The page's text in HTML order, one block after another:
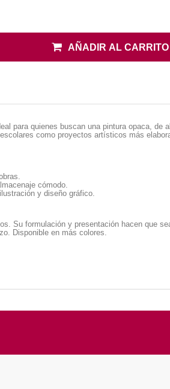
AÑADIR AL CARRITO
para quienes buscan una pintura opaca, de
como proyectos artísticos más
cómodo.
y diseño gráfico.
Su formulación y presentación hacen que
Disponible en más colores.